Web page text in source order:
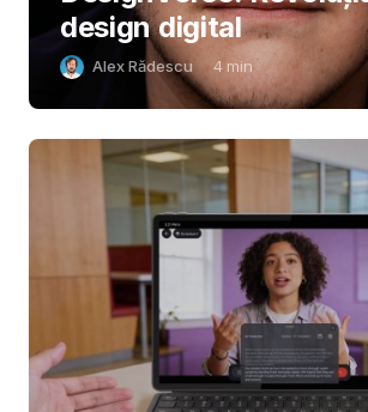
design digital
Alex Rădescu 4 min